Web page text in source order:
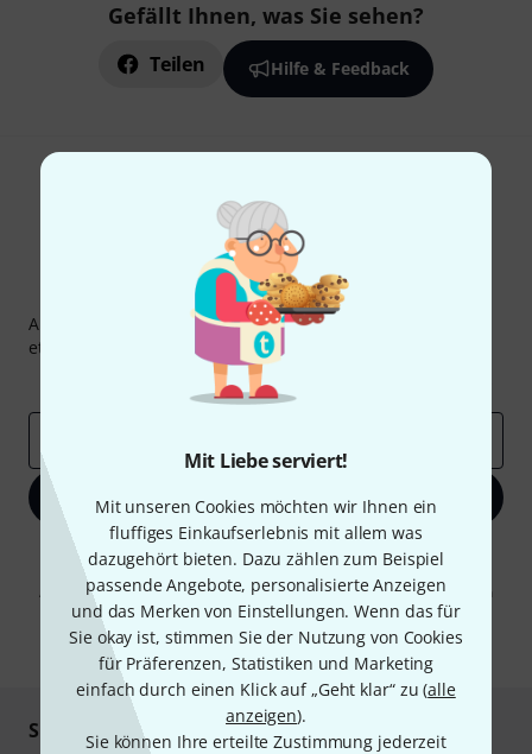
Mit Liebe serviert!
Mit unseren Cookies möchten wir Ihnen ein
fluffiges Einkaufserlebnis mit allem was
dazugehört bieten. Dazu zählen zum Beispiel
passende Angebote, personalisierte Anzeigen
und das Merken von Einstellungen. Wenn das für
Sie okay ist, stimmen Sie der Nutzung von Cookies
für Präferenzen, Statistiken und Marketing
einfach durch einen Klick auf „Geht klar“ zu (alle
anzeigen).
Sie können Ihre erteilte Zustimmung jederzeit
Gefällt Ihnen, was Sie sehen?
Teilen Hilfe & Feedback
Thomann Newsletter
Abonniere den Thomann Newsletter und gewinne mit
etwas Glück einen von
50 Gutscheinen
Inspirierende Beiträge
Jetzt anmelden
Mit Klick auf „Jetzt anmelden“ stimmen Sie dem Erhalt von E-Mail-
Werbung und einer Messung des E-Mail-Nutzungsverhaltens zu. Die
Abmeldung ist jederzeit möglich. Weitere Informationen finden Sie in
unserenDatenschutzhinweisen.
* Pflichtfeld
Sicher einkaufen & bezahlen